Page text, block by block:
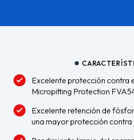
Excelente protección contra
Micropitting Protection
Excelente retención de
una mayor protección contra